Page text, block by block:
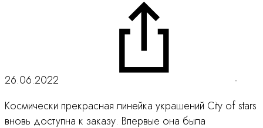
26.06.2022
-
Космически прекрасная линейка украшений City of stars
вновь доступна к заказу. Впервые она была